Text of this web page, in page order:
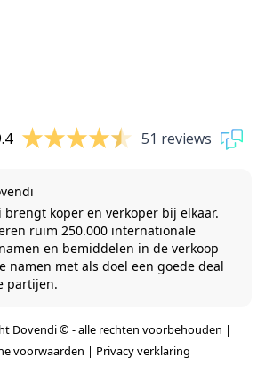
51 reviews
brengt koper en verkoper bij elkaar.
ruim 250.000 internationale
en bemiddelen in de verkoop
namen met als doel een goede deal
partijen.
Dovendi © - alle rechten voorbehouden |
voorwaarden | Privacy verklaring